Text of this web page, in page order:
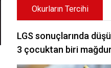
Okurların Tercihi
LGS sonuçlarında
3 çocuktan biri mağdur